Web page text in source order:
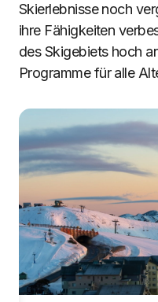
Skierlebnisse noch
ihre Fähigkeiten
des Skigebiets hoch
Programme für alle